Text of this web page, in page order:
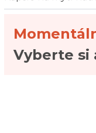
Vyberte si